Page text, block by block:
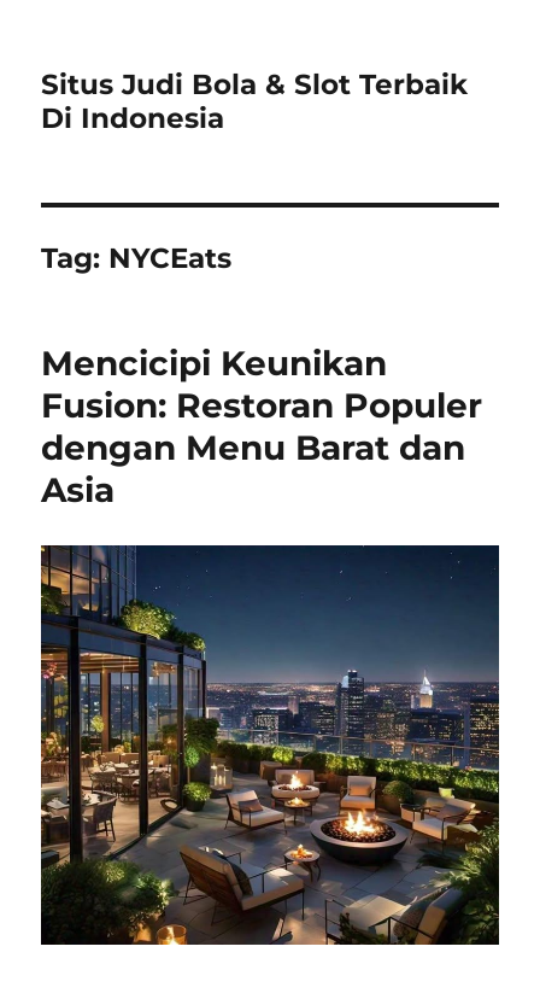
Situs Judi Bola & Slot Terbaik
Di Indonesia
Tag: NYCEats
Mencicipi Keunikan
Fusion: Restoran Populer
dengan Menu Barat dan
Asia